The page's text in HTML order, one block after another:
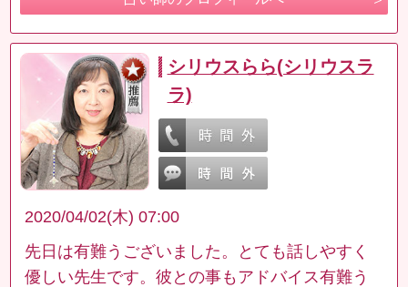
シリウスらら(シリウスラ
ラ)
2020/04/02(木) 07:00
先日は有難うございました。とても話しやすく
優しい先生です。彼との事もアドバイス有難う